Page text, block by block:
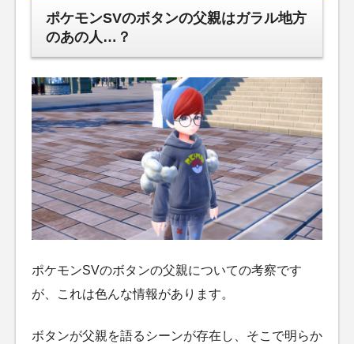
ポケモンSVのボタンの父親はガラル地方
のあの人…？
ポケモンSVのボタンの父親についての考察です
が、これは色んな情報があります。
ボタンが父親を語るシーンが存在し、そこで明らか